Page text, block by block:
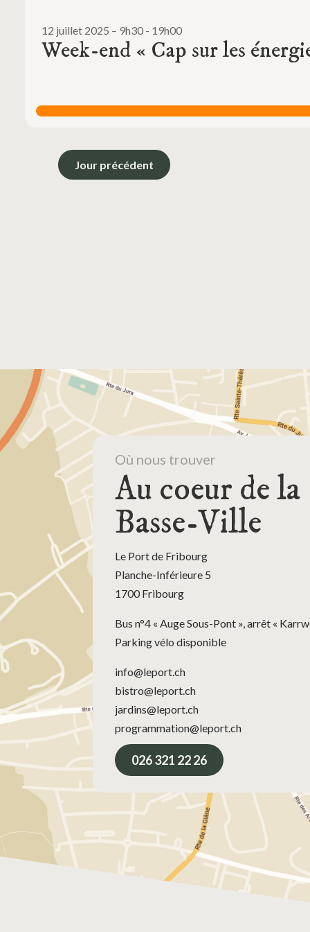
Week-end « Cap sur les
12 juillet 2025 – 9h30 - 19h00
Jour précédent
Où nous trouver
Au coeur de la
Basse-Ville
Le Port de Fribourg
Planche-Inférieure 5
1700 Fribourg
Bus n°4 « Auge Sous-Pont », arrêt «
Parking vélo disponible
info@leport.ch
bistro@leport.ch
jardins@leport.ch
programmation@leport.ch
026 321 22 26